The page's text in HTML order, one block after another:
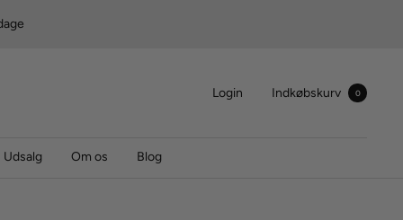
Login Indkøbskurv 0
Udsalg Om os Blog